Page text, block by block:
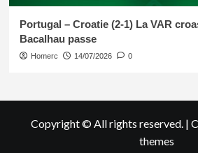
Portugal – Croatie (2-1) La VAR
Bacalhau passe
Homerc 14/07/2026 0
Copyright © All rights reserved. |
themes